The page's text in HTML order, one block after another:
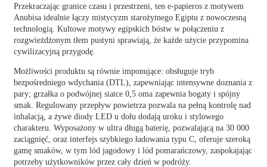
Przekraczając granice czasu i przestrzeni, ten e-papieros z motywem
Anubisa idealnie łączy mistycyzm starożytnego Egiptu z nowoczesną
technologią. Kultowe motywy egipskich bóstw w połączeniu z
rozgwieżdżonym tłem pustyni sprawiają, że każde użycie przypomina
cywilizacyjną przygodę.
Możliwości produktu są równie imponujące: obsługuje tryb
bezpośredniego wdychania (DTL), zapewniając intensywne doznania z
pary; grzałka o podwójnej siatce 0,5 oma zapewnia bogaty i spójny
smak. Regulowany przepływ powietrza pozwala na pełną kontrolę nad
inhalacją, a żywe diody LED u dołu dodają uroku i stylowego
charakteru. Wyposażony w ultra długą baterię, pozwalającą na 30 000
zaciągnięć, oraz interfejs szybkiego ładowania typu C, oferuje szeroką
gamę smaków, w tym lód jagodowy i lód pomarańczowy, zaspokajając
potrzeby użytkowników przez cały dzień w podróży.